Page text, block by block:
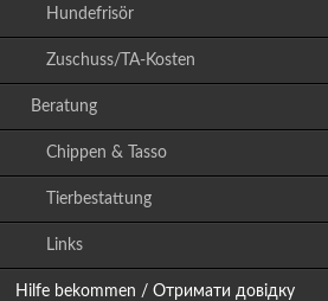
Hundefrisör
Zuschuss/TA-Kosten
Beratung
Chippen & Tasso
Tierbestattung
Links
Hilfe bekommen / Отримати довідку